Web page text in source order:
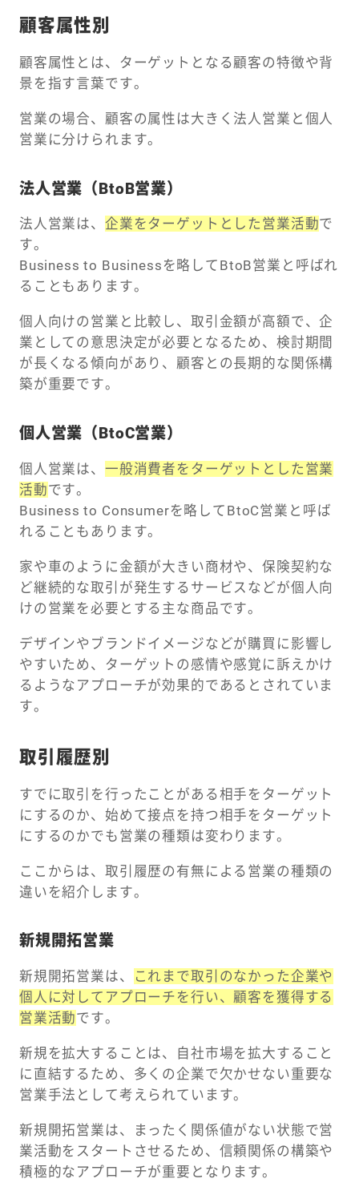
顧客属性別
顧客属性とは、ターゲットとなる顧客の特徴や背
景を指す言葉です。
営業の場合、顧客の属性は大きく法人営業と個人
営業に分けられます。
法人営業（BtoB営業）
法人営業は、 企業をターゲットとした営業活動で
す。
Business to Businessを略してBtoB営業と呼ばれ
ることもあります。
個人向けの営業と比較し、取引金額が高額で、企
業としての意思決定が必要となるため、検討期間
が長くなる傾向があり、顧客との長期的な関係構
築が重要です。
個人営業（BtoC営業）
個人営業は、 一般消費者をターゲットとした営業
活動です。
Business to Consumerを略してBtoC営業と呼ば
れることもあります。
家や車のように金額が大きい商材や、保険契約な
ど継続的な取引が発生するサービスなどが個人向
けの営業を必要とする主な商品です。
デザインやブランドイメージなどが購買に影響し
やすいため、ターゲットの感情や感覚に訴えかけ
るようなアプローチが効果的であるとされていま
す。
取引履歴別
すでに取引を行ったことがある相手をターゲット
にするのか、始めて接点を持つ相手をターゲット
にするのかでも営業の種類は変わります。
ここからは、取引履歴の有無による営業の種類の
違いを紹介します。
新規開拓営業
新規開拓営業は、
これまで取引のなかった企業や
個人に対してアプローチを行い、顧客を獲得する
営業活動です。
新規を拡大することは、自社市場を拡大すること
に直結するため、多くの企業で欠かせない重要な
営業手法として考えられています。
新規開拓営業は、まったく関係値がない状態で営
業活動をスタートさせるため、信頼関係の構築や
積極的なアプローチが重要となります。